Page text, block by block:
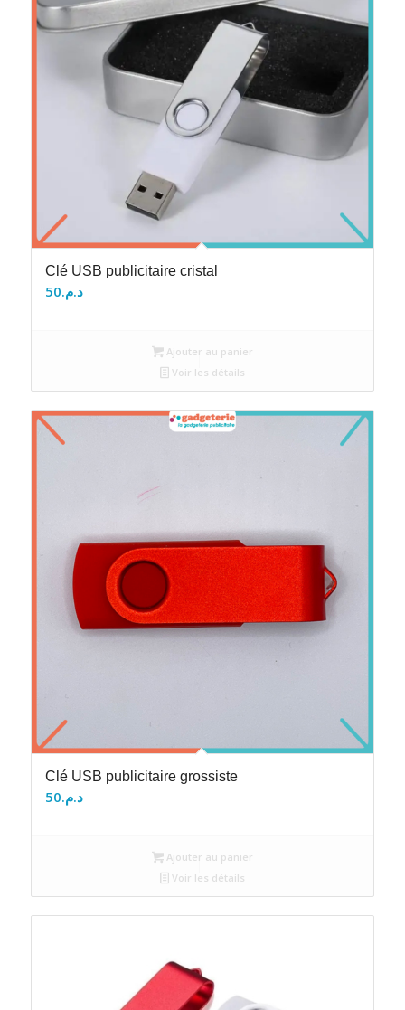
Clé USB publicitaire cristal
د.م.50
Ajouter au panier
Voir les détails
Clé USB publicitaire grossiste
د.م.50
Ajouter au panier
Voir les détails